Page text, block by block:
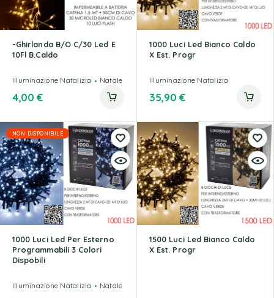
-Ghirlanda B/O C/30 Led E
10Fl B.Caldo
Illuminazione Natalizia Natale
4,00€
1000 Luci Led Bianco Caldo
X Est. Progr
Illuminazione Natalizia
35,90 €
NON DISPONIBILE
1000 Luci Led Per Esterno
Programmabili 3 Colori
Dispobili
Illuminazione Natalizia Natale
1500 Luci Led Bianco Caldo
X Est. Progr